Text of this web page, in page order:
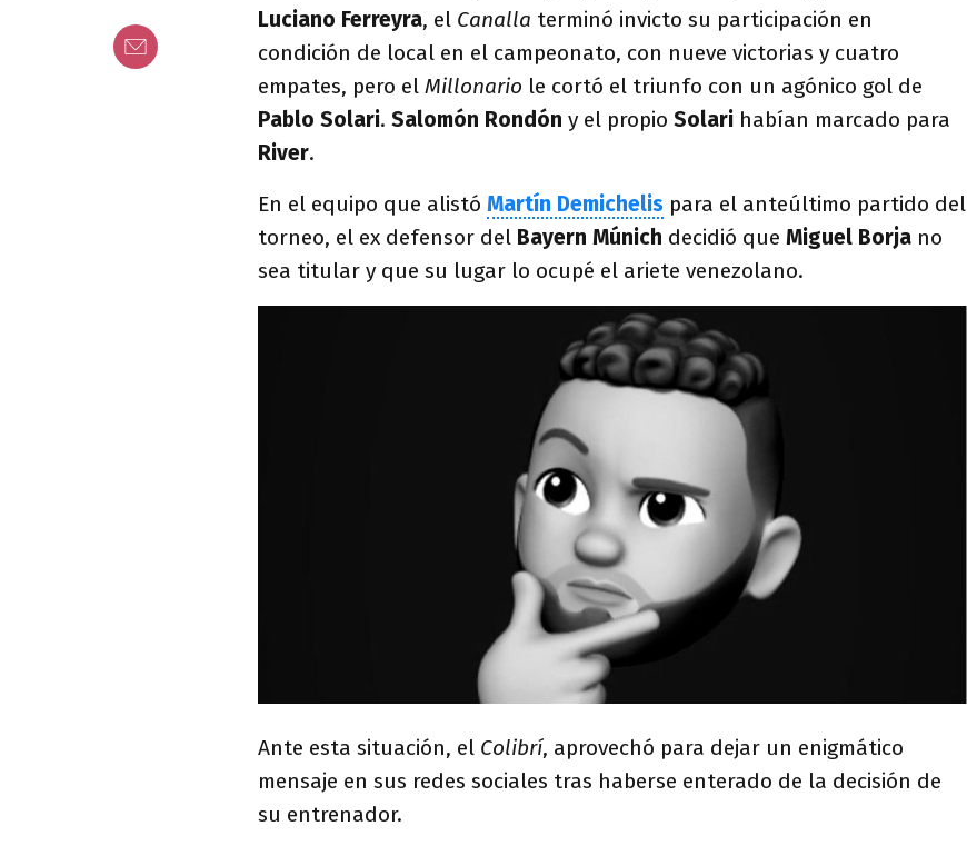
Luciano Ferreyra, el Canalla terminó invicto su participación en
condición de local en el campeonato, con nueve victorias y cuatro
empates, pero el Millonario le cortó el triunfo con un agónico gol de
Pablo Solari. Salomón Rondón y el propio Solari habían marcado para
River.
En el equipo que alistó Martín Demichelis para el anteúltimo partido del
torneo, el ex defensor del Bayern Múnich decidió que Miguel Borja no
sea titular y que su lugar lo ocupé el ariete venezolano.
Ante esta situación, el Colibrí, aprovechó para dejar un enigmático
mensaje en sus redes sociales tras haberse enterado de la decisión de
su entrenador.